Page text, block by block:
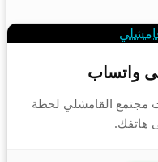
واتساب
مجتمع القامشلي لحظة
هاتفك.